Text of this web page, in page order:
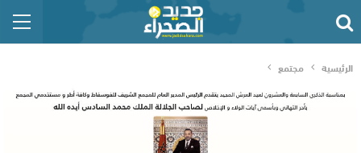
الرئيسية مجتمع